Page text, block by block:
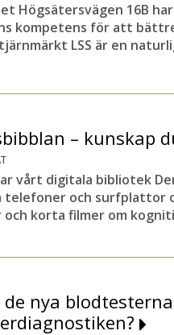
Högsätersvägen 16B
kompetens för att
LSS är en
– kunskap
vårt digitala bibliotek
telefoner och surfplattor
korta filmer om
de nya